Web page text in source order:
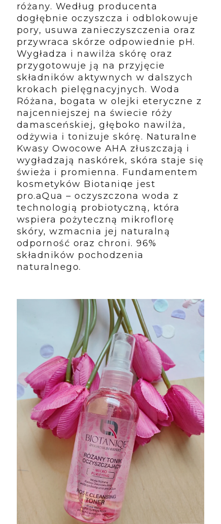
różany. Według producenta
dogłębnie oczyszcza i odblokowuje
pory, usuwa zanieczyszczenia oraz
przywraca skórze odpowiednie pH.
Wygładza i nawilża skórę oraz
przygotowuje ją na przyjęcie
składników aktywnych w dalszych
krokach pielęgnacyjnych. Woda
Różana, bogata w olejki eteryczne z
najcenniejszej na świecie róży
damasceńskiej, głęboko nawilża,
odżywia i tonizuje skórę. Naturalne
Kwasy Owocowe AHA złuszczają i
wygładzają naskórek, skóra staje się
świeża i promienna. Fundamentem
kosmetyków Biotaniqe jest
pro.aQua – oczyszczona woda z
technologią probiotyczną, która
wspiera pożyteczną mikroflorę
skóry, wzmacnia jej naturalną
odporność oraz chroni. 96%
składników pochodzenia
naturalnego.